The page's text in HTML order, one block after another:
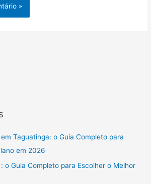
Taguatinga: o Guia Completo para
em 2026
o Guia Completo para Escolher o Melhor